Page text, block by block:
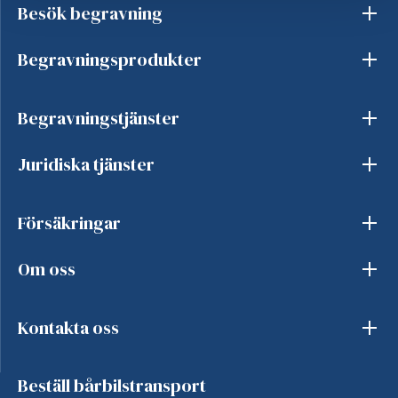
Besök begravning
Begravningsprodukter
Begravningstjänster
Juridiska tjänster
Försäkringar
Om oss
Kontakta oss
Beställ bårbilstransport